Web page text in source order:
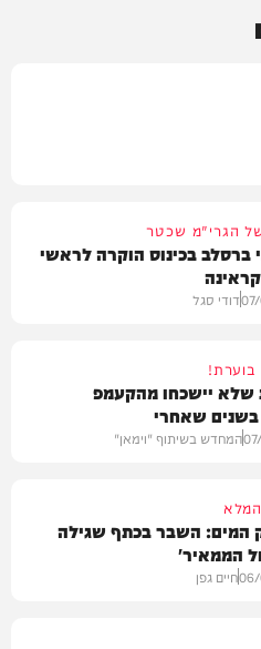
הגרי"מ שכטר
ברסלב בכינוס הוקרה לראשי
דודי סגל
שלא יישכחו מהקעמפ
בשנים שאחרי
המחדש בשיתוף "וימאן"
המים: השבר בכתף שגילה
הממאיר'
חיים גפן